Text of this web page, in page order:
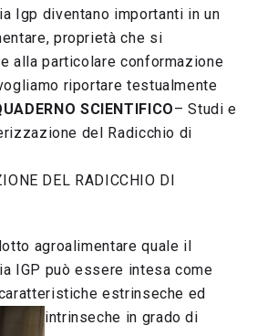
Igp diventano importanti in un
proprietà che si
alla particolare conformazione
riportare testualmente
SCIENTIFICO– Studi e
del Radicchio di
DEL RADICCHIO DI
agroalimentare quale il
IGP può essere intesa come
estrinseche ed
intrinseche in grado di